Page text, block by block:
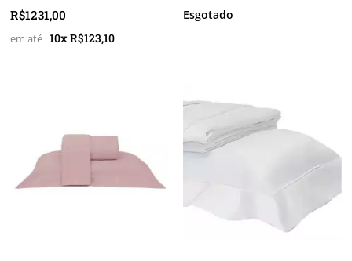
R$1231,00
10x R$123,10
Esgotado